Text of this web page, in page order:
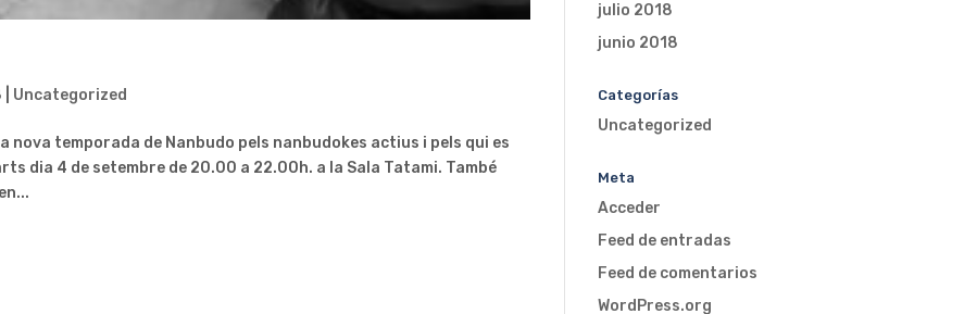
Uncategorized
nova temporada de Nanbudo pels nanbudokes actius i pels qui es
dia 4 de setembre de 20.00 a 22.00h. a la Sala Tatami. També
julio 2018
junio 2018
Categorías
Uncategorized
Meta
Acceder
Feed de entradas
Feed de comentarios
WordPress.org